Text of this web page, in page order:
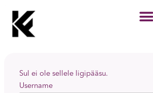
content
Sul ei ole sellele ligipääsu.
Username